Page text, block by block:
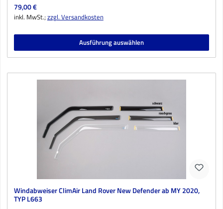
Regulärer Preis:
79,00 €
inkl. MwSt.;zzgl. Versandkosten
Ausführung auswählen
Windabweiser ClimAir Land Rover New Defender ab MY 2020,
TYP L663